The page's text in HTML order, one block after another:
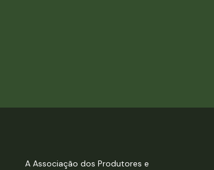
A Associação dos Produtores e